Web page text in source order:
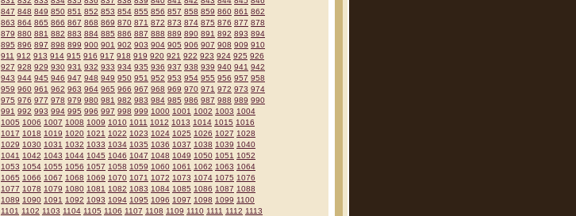
847 848 849 850 851 852 853 854 855 856 857 858 859 860 861 862
863 864 865 866 867 868 869 870 871 872 873 874 875 876 877 878
879 880 881 882 883 884 885 886 887 888 889 890 891 892 893 894
895 896 897 898 899 900 901 902 903 904 905 906 907 908 909 910
911 912 913 914 915 916 917 918 919 920 921 922 923 924 925 926
927 928 929 930 931 932 933 934 935 936 937 938 939 940 941 942
943 944 945 946 947 948 949 950 951 952 953 954 955 956 957 958
959 960 961 962 963 964 965 966 967 968 969 970 971 972 973 974
975 976 977 978 979 980 981 982 983 984 985 986 987 988 989 990
991 992 993 994 995 996 997 998 999 1000 1001 1002 1003 1004
1005 1006 1007 1008 1009 1010 1011 1012 1013 1014 1015 1016
1017 1018 1019 1020 1021 1022 1023 1024 1025 1026 1027 1028
1029 1030 1031 1032 1033 1034 1035 1036 1037 1038 1039 1040
1041 1042 1043 1044 1045 1046 1047 1048 1049 1050 1051 1052
1053 1054 1055 1056 1057 1058 1059 1060 1061 1062 1063 1064
1065 1066 1067 1068 1069 1070 1071 1072 1073 1074 1075 1076
1077 1078 1079 1080 1081 1082 1083 1084 1085 1086 1087 1088
1089 1090 1091 1092 1093 1094 1095 1096 1097 1098 1099 1100
1101 1102 1103 1104 1105 1106 1107 1108 1109 1110 1111 1112 1113